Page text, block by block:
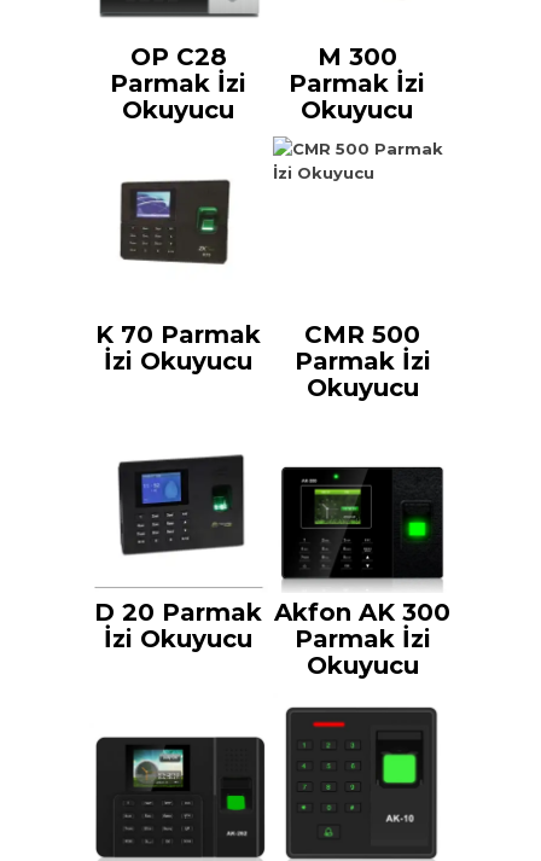
OP C28
Parmak İzi
Okuyucu
M 300
Parmak İzi
Okuyucu
K 70 Parmak
İzi Okuyucu
CMR 500
Parmak İzi
Okuyucu
D 20 Parmak
İzi Okuyucu
Akfon AK 300
Parmak İzi
Okuyucu